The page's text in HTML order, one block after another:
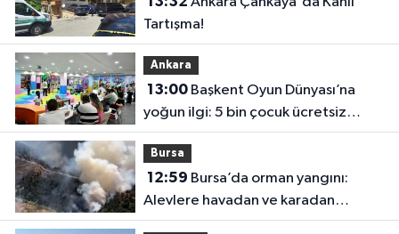
Tartışma!
Ankara
13:00Başkent Oyun Dünyası’na
yoğun ilgi: 5 bin çocuk ücretsiz
yararlandı
Bursa
12:59
Alevlere havadan ve karadan
müdahale